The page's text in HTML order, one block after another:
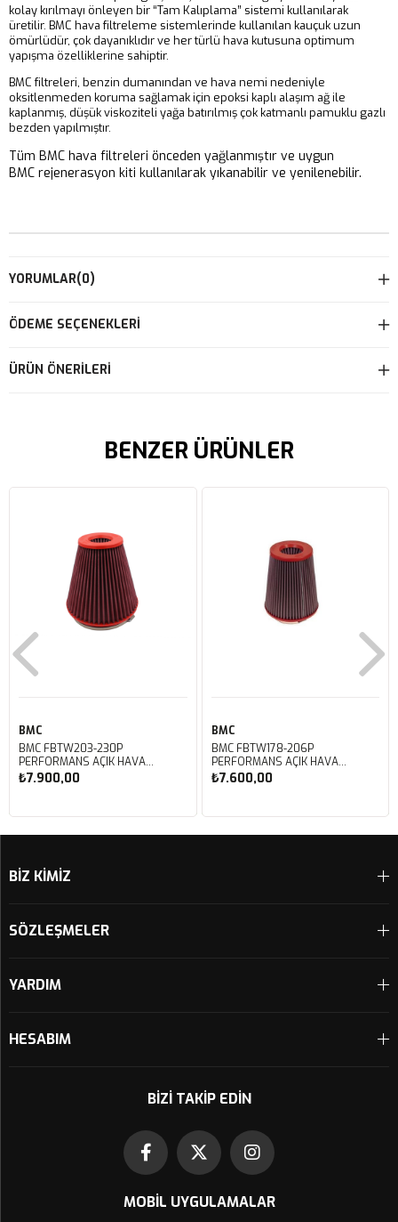
kolay kırılmayı önleyen bir “Tam Kalıplama” sistemi kullanılarak
üretilir. BMC hava filtreleme sistemlerinde kullanılan kauçuk uzun
ömürlüdür, çok dayanıklıdır ve her türlü hava kutusuna optimum
yapışma özelliklerine sahiptir.
BMC filtreleri, benzin dumanından ve hava nemi nedeniyle
oksitlenmeden koruma sağlamak için epoksi kaplı alaşım ağ ile
kaplanmış, düşük viskoziteli yağa batırılmış çok katmanlı pamuklu gazlı
bezden yapılmıştır.
Tüm BMC hava filtreleri önceden yağlanmıştır ve uygun
BMC rejenerasyon kiti kullanılarak yıkanabilir ve yenilenebilir.
YORUMLAR(0)
ÖDEME SEÇENEKLERI
ÜRÜN ÖNERILERI
BENZER ÜRÜNLER
BMC
BMC FBTW203-230P
PERFORMANS AÇIK HAVA
FİLTRESİ
₺7.900,00
BMC
BMC FBTW178-206P
PERFORMANS AÇIK HAVA
FİLTRESİ
₺7.600,00
BİZ KİMİZ
SÖZLEŞMELER
YARDIM
HESABIM
BIZI TAKIP EDIN
MOBIL UYGULAMALAR